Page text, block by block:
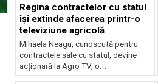
Regina contractelor cu statul
își extinde afacerea printr-o
televiziune agricolă
Mihaela Neagu, cunoscută pentru
contractele sale cu statul, devine
acționară la Agro TV, o...